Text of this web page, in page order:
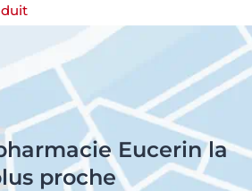
Eucerin la
proche